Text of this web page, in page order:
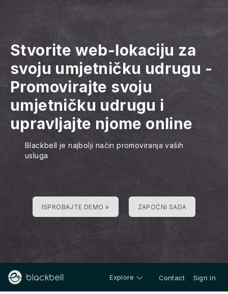
Stvorite web-lokaciju za
svoju umjetničku udrugu -
Promovirajte svoju
umjetničku udrugu i
upravljajte njome online
Blackbell je najbolji način promoviranja vaših
usluga
ISPROBAJTE DEMO » ZAPOČNI SADA
Explore Contact Sign in